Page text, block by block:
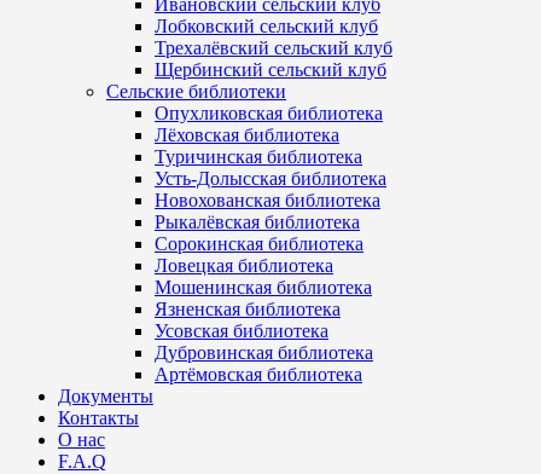
Ивановский сельский клуб
Лобковский сельский клуб
Трехалёвский сельский клуб
Щербинский сельский клуб
Сельские библиотеки
Опухликовская библиотека
Лёховская библиотека
Туричинская библиотека
Усть-Долысская библиотека
Новохованская библиотека
Рыкалёвская библиотека
Сорокинская библиотека
Ловецкая библиотека
Мошенинская библиотека
Язненская библиотека
Усовская библиотека
Дубровинская библиотека
Артёмовская библиотека
Документы
Контакты
О нас
F.A.Q